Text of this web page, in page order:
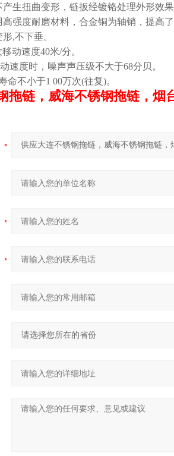
生扭曲变形，链扳经镀铬处理外形效
强度耐磨材料，合金铜为轴销，提高
,不下垂。
动速度40米/分。
速度时，噪声声压级不大于68分贝。
命不小于1 00万次(往复)。
拖链，威海不锈钢拖链，烟